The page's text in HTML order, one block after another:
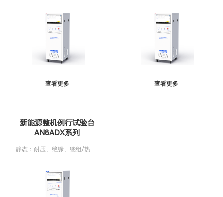
查看更多 查看更多
新能源整机例行试验台
AN8ADX系列
静态：耐压、绝缘、绕组/热敏/